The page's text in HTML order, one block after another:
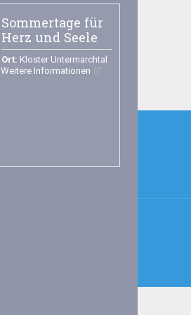
Sommertage für
Herz und Seele
Ort: Kloster Untermarchtal
Weitere Informationen